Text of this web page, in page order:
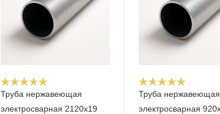
Труба нержавеющая
электросварная 2120х19
Труба нержавеющая
электросварная